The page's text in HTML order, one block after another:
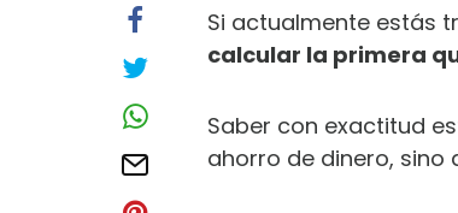
Si actualmente estás
calcular la primera
Saber con exactitud
ahorro de dinero, sino